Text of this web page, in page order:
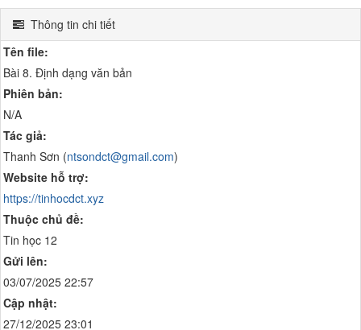
Thông tin chi tiết
Tên file:
Bài 8. Định dạng văn bản
Phiên bản:
N/A
Tác giả:
Thanh Sơn (ntsondct@gmail.com)
Website hỗ trợ:
https://tinhocdct.xyz
Thuộc chủ đề:
Tin học 12
Gửi lên:
03/07/2025 22:57
Cập nhật:
27/12/2025 23:01